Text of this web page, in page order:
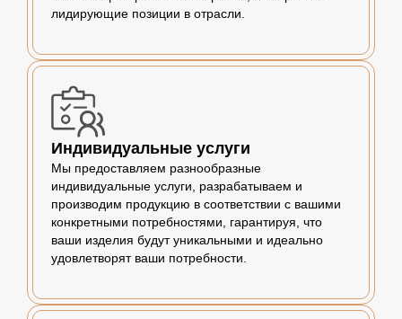
лидирующие позиции в отрасли.
Индивидуальные услуги
Мы предоставляем разнообразные
индивидуальные услуги, разрабатываем и
производим продукцию в соответствии с вашими
конкретными потребностями, гарантируя, что
ваши изделия будут уникальными и идеально
удовлетворят ваши потребности.